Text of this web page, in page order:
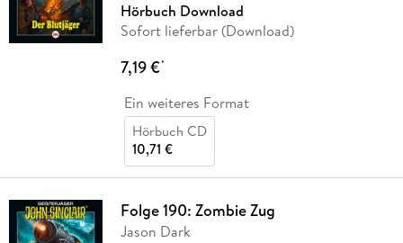
Hörbuch Download
Sofort lieferbar (Download)
7,19 €*
Ein weiteres Format
Hörbuch CD
10,71 €
Folge 190: Zombie Zug
Jason Dark